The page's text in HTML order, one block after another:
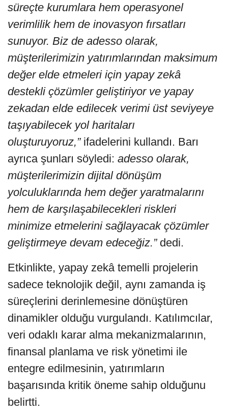
süreçte kurumlara hem operasyonel
verimlilik hem de inovasyon fırsatları
sunuyor. Biz de adesso olarak,
müşterilerimizin yatırımlarından maksimum
değer elde etmeleri için yapay zekâ
destekli çözümler geliştiriyor ve yapay
zekadan elde edilecek verimi üst seviyeye
taşıyabilecek yol haritaları
oluşturuyoruz,”ifadelerini kullandı. Barı
ayrıca şunları söyledi: adesso olarak,
müşterilerimizin dijital dönüşüm
yolculuklarında hem değer yaratmalarını
hem de karşılaşabilecekleri riskleri
minimize etmelerini sağlayacak çözümler
geliştirmeye devam edeceğiz.”dedi.
Etkinlikte, yapay zekâ temelli projelerin
sadece teknolojik değil, aynı zamanda iş
süreçlerini derinlemesine dönüştüren
dinamikler olduğu vurgulandı. Katılımcılar,
veri odaklı karar alma mekanizmalarının,
finansal planlama ve risk yönetimi ile
entegre edilmesinin, yatırımların
başarısında kritik öneme sahip olduğunu
belirtti.